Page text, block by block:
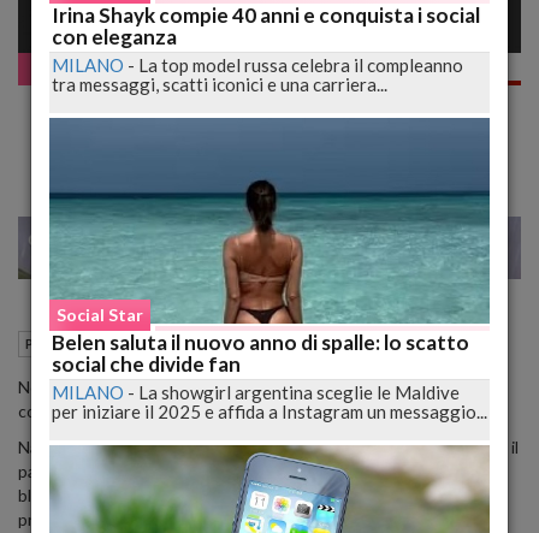
Pazzo WEB
Fanno Sesso in Auto e Bloccano il Trattore,
il Contadino si Vendica Così
MILANO 28 29
Pazzo WEB 03 Novembre 2015 06:27
Nessun esibizionismo, ma tanta voglia di trasgressione per una
coppia che si era "appartata" in auto nei pressi di una campagna.
Nascosta l'auto su un sentiero mai avrebbero pensato di impedire il
passaggio di qualcuno... invece un contadino del posto è rimasto
bloccato con il suo trattor e proprio nel bel mezzo dell'amplesso
proibito.
Irina Shayk compie 40 anni e conquista i social
con eleganza
MILANO - La top model russa celebra il compleanno
tra messaggi, scatti iconici e una carriera...
Social Star
Belen saluta il nuovo anno di spalle: lo scatto
social che divide fan
MILANO - La showgirl argentina sceglie le Maldive
per iniziare il 2025 e affida a Instagram un messaggio...